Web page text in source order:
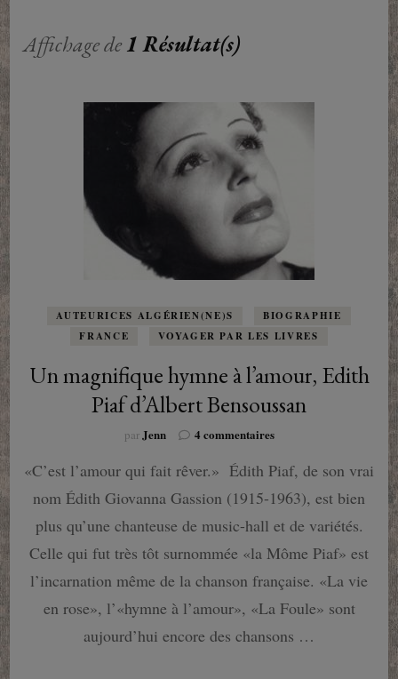
Affichage de1 Résultat(s)
AUTEURICES ALGÉRIEN(NE)S
BIOGRAPHIE
FRANCE
VOYAGER PAR LES LIVRES
Un magnifique hymne à l’amour, Edith
Piaf d’Albert Bensoussan
parJenn 4 commentairessur
magnifique
à
l’amour,
Piaf
d’Albert
Bensoussan
«C’est l’amour qui fait rêver.» Édith Piaf, de son vrai
nom Édith Giovanna Gassion (1915-1963), est bien
plus qu’une chanteuse de music-hall et de variétés.
Celle qui fut très tôt surnommée «la Môme Piaf» est
l’incarnation même de la chanson française. «La vie
en rose», l’«hymne à l’amour», «La Foule» sont
aujourd’hui encore des chansons …